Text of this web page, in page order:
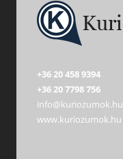
+36 20 458 9394
+36 20 7798 756
info@kuriozumok.hu
www.kuriozumok.hu